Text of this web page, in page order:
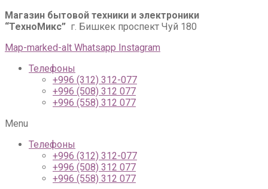
Магазин бытовой техники и электроники
“ТехноМикс” г. Бишкек проспект Чуй 180
Map-marked-alt Whatsapp Instagram
Телефоны
+996 (312) 312-077
+996 (508) 312 077
+996 (558) 312 077
Menu
Телефоны
+996 (312) 312-077
+996 (508) 312 077
+996 (558) 312 077